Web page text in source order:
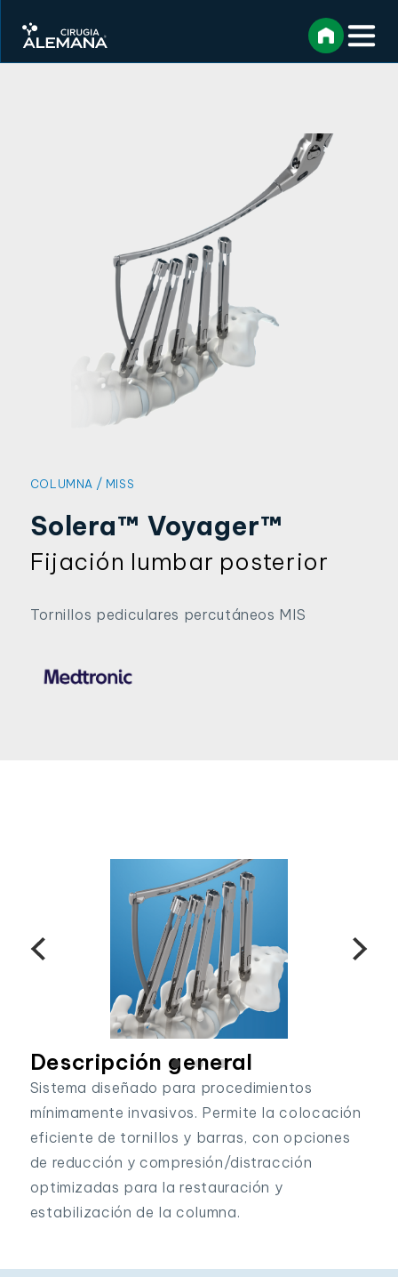
COLUMNA / MISS
Solera™ Voyager™
Fijación lumbar posterior
Tornillos pediculares percutáneos MIS
Descripción general
Sistema diseñado para procedimientos
mínimamente invasivos. Permite la colocación
eficiente de tornillos y barras, con opciones
de reducción y compresión/distracción
optimizadas para la restauración y
estabilización de la columna.